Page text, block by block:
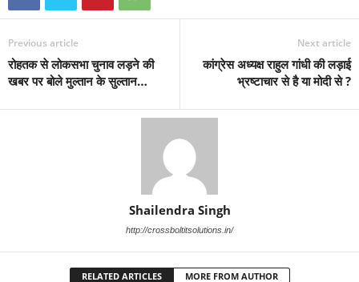
Previous article
रोहतक से लोकसभा चुनाव लड़ने की
खबर पर बोले मुल्तान के सुल्तान…
Next article
कांग्रेस अध्यक्ष राहुल गांधी की लड़ाई
भ्रष्टाचार से है या मोदी से ?
Shailendra Singh
http://crossboltitsolutions.in/
RELATED ARTICLES MORE FROM AUTHOR